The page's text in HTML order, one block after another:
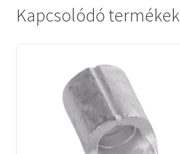
Kapcsolódó termékek